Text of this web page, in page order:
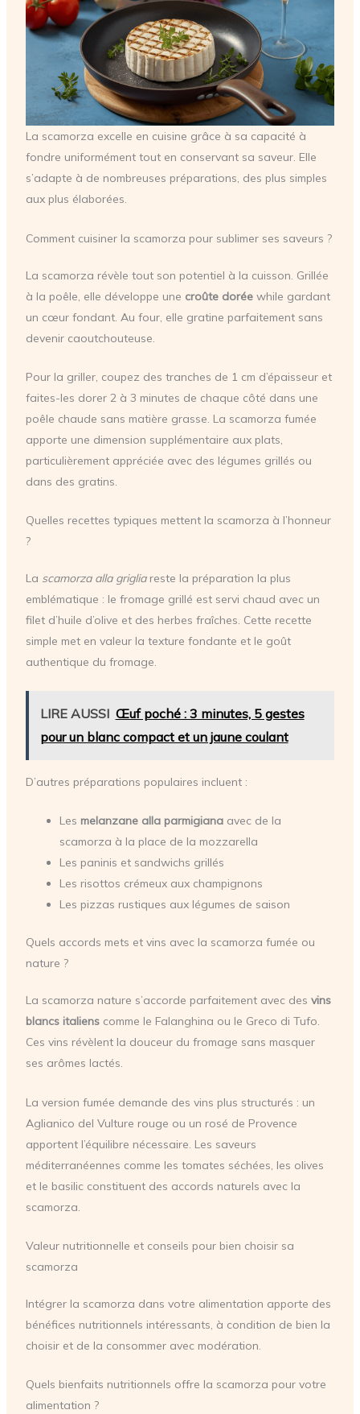
La scamorza excelle en cuisine grâce à sa capacité à
fondre uniformément tout en conservant sa saveur. Elle
s’adapte à de nombreuses préparations, des plus simples
aux plus élaborées.
Comment cuisiner la scamorza pour sublimer ses saveurs ?
La scamorza révèle tout son potentiel à la cuisson. Grillée
à la poêle, elle développe une croûte doréewhile gardant
un cœur fondant. Au four, elle gratine parfaitement sans
devenir caoutchouteuse.
Pour la griller, coupez des tranches de 1 cm d’épaisseur et
faites-les dorer 2 à 3 minutes de chaque côté dans une
poêle chaude sans matière grasse. La scamorza fumée
apporte une dimension supplémentaire aux plats,
particulièrement appréciée avec des légumes grillés ou
dans des gratins.
Quelles recettes typiques mettent la scamorza à l’honneur
?
La scamorza alla grigliareste la préparation la plus
emblématique : le fromage grillé est servi chaud avec un
filet d’huile d’olive et des herbes fraîches. Cette recette
simple met en valeur la texture fondante et le goût
authentique du fromage.
LIRE AUSSI Œuf poché : 3 minutes, 5 gestes
pour un blanc compact et un jaune coulant
D’autres préparations populaires incluent :
Les melanzane alla parmigianaavec de la
scamorza à la place de la mozzarella
Les paninis et sandwichs grillés
Les risottos crémeux aux champignons
Les pizzas rustiques aux légumes de saison
Quels accords mets et vins avec la scamorza fumée ou
nature ?
La scamorza nature s’accorde parfaitement avec des vins
blancs italienscomme le Falanghina ou le Greco di Tufo.
Ces vins révèlent la douceur du fromage sans masquer
ses arômes lactés.
La version fumée demande des vins plus structurés : un
Aglianico del Vulture rouge ou un rosé de Provence
apportent l’équilibre nécessaire. Les saveurs
méditerranéennes comme les tomates séchées, les olives
et le basilic constituent des accords naturels avec la
scamorza.
Valeur nutritionnelle et conseils pour bien choisir sa
scamorza
Intégrer la scamorza dans votre alimentation apporte des
bénéfices nutritionnels intéressants, à condition de bien la
choisir et de la consommer avec modération.
Quels bienfaits nutritionnels offre la scamorza pour votre
alimentation ?